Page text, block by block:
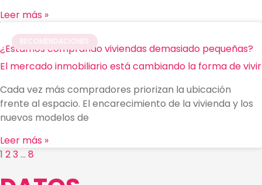
Leer más »
RECOMENDACIONES
¿Estamos comprando viviendas demasiado pequeñas?
El mercado inmobiliario está cambiando la forma de vivir
Cada vez más compradores priorizan la ubicación
frente al espacio. El encarecimiento de la vivienda y los
nuevos modelos de
Leer más »
1 23 … 8